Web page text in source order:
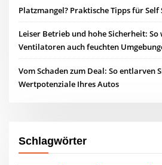
Platzmangel? Praktische Tipps für
Leiser Betrieb und hohe Sicherheit:
Ventilatoren auch feuchten
Vom Schaden zum Deal: So entlarven
Wertpotenziale Ihres Autos
Schlagwörter